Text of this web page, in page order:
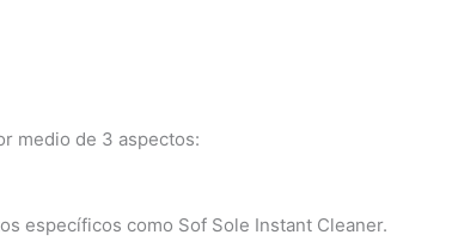
medio de 3 aspectos:
específicos como Sof Sole Instant Cleaner.